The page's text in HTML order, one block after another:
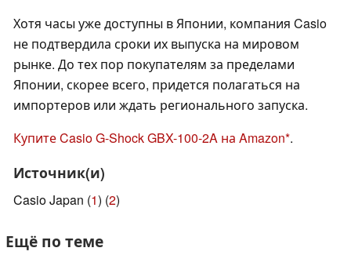
Хотя часы уже доступны в Японии, компания Casio
не подтвердила сроки их выпуска на мировом
рынке. До тех пор покупателям за пределами
Японии, скорее всего, придется полагаться на
импортеров или ждать регионального запуска.
Купите Casio G-Shock GBX-100-2A на Amazon .
Источник(и)
Casio Japan (1) (2)
Ещё по теме